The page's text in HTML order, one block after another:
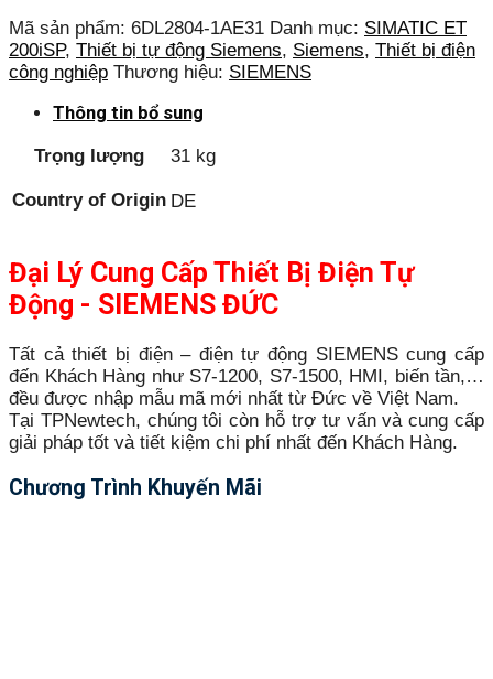
Mã sản phẩm: 6DL2804-1AE31 Danh mục: SIMATIC ET
200iSP, Thiết bị tự động Siemens, Siemens, Thiết bị điện
công nghiệp Thương hiệu: SIEMENS
Thông tin bổ sung
Trọng lượng 31 kg
Country of Origin DE
Đại Lý Cung Cấp Thiết Bị Điện Tự
Động - SIEMENS ĐỨC
Tất cả thiết bị điện – điện tự động SIEMENS cung cấp
đến Khách Hàng như S7-1200, S7-1500, HMI, biến tần,…
đều được nhập mẫu mã mới nhất từ Đức về Việt Nam.
Tại TPNewtech, chúng tôi còn hỗ trợ tư vấn và cung cấp
giải pháp tốt và tiết kiệm chi phí nhất đến Khách Hàng.
Chương Trình Khuyến Mãi